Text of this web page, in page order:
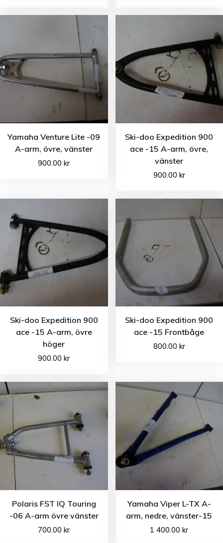
Yamaha Venture Lite -09
A-arm, övre, vänster
900.00kr
Ski-doo Expedition 900
ace -15 A-arm, övre,
vänster
900.00 kr
Ski-doo Expedition 900
ace -15 A-arm, övre
höger
900.00kr
Ski-doo Expedition 900
ace -15 Frontbåge
800.00 kr
Polaris FST IQ Touring
-06 A-arm övre vänster
700.00kr
Yamaha Viper L-TX A-
arm, nedre, vänster-15
1 400.00kr